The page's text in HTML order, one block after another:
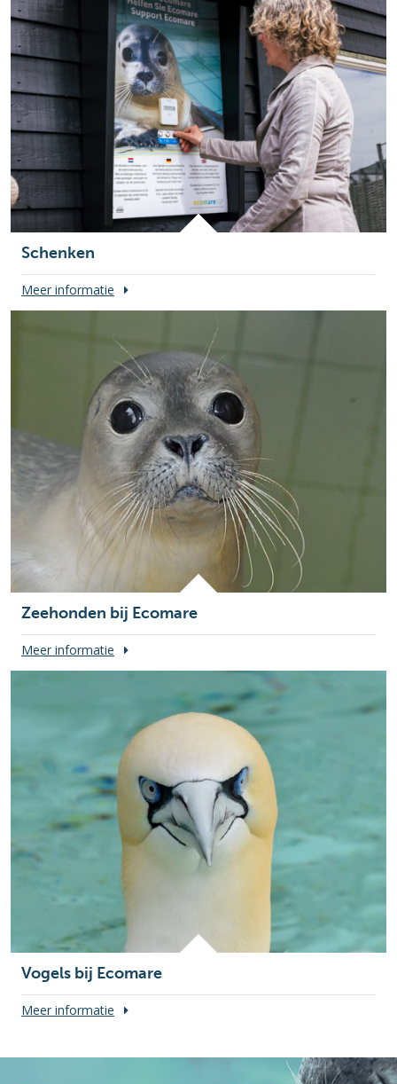
Schenken
Meer informatie
Zeehonden bij Ecomare
Meer informatie
Vogels bij Ecomare
Meer informatie